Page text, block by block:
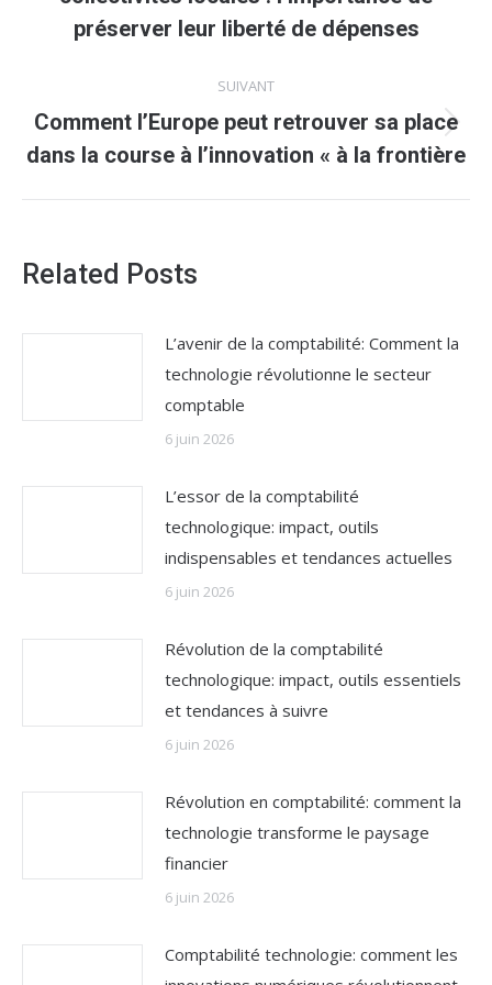
précédent
préserver leur liberté de dépenses
SUIVANT
Article
suivant
:
Comment l’Europe peut retrouver sa place
dans la course à l’innovation « à la frontière
Related Posts
L’avenir de la comptabilité: Comment la
technologie révolutionne le secteur
comptable
6 juin 2026
L’essor de la comptabilité
technologique: impact, outils
indispensables et tendances actuelles
6 juin 2026
Révolution de la comptabilité
technologique: impact, outils essentiels
et tendances à suivre
6 juin 2026
Révolution en comptabilité: comment la
technologie transforme le paysage
financier
6 juin 2026
Comptabilité technologie: comment les